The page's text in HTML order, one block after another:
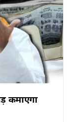
कमाएगा